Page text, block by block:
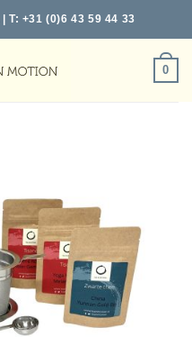
| T: +31 (0)6 43 59 44 33
0